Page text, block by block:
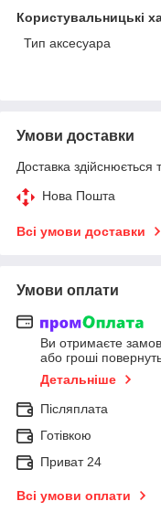
Користувальницькі
Тип аксесуара
Умови доставки
Доставка здійснюється
Нова Пошта
Всі умови доставки
Умови оплати
Ви отримаєте
або гроші
Детальніше
Післяплата
Готівкою
Приват 24
Всі умови оплати